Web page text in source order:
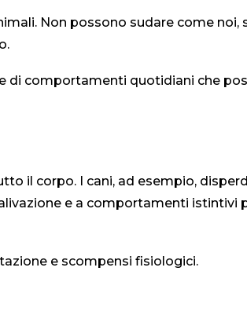
Non possono sudare come noi,
di comportamenti quotidiani che
il corpo. I cani, ad esempio,
e a comportamenti istintivi
e scompensi fisiologici.